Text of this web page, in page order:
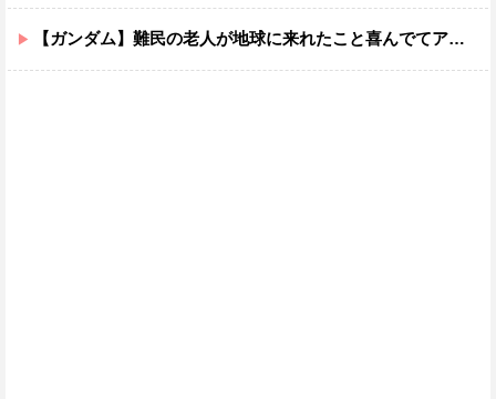
【ガンダム】難民の老人が地球に来れたこと喜んでてアレ？連邦もやってることヤバくない？ってなる